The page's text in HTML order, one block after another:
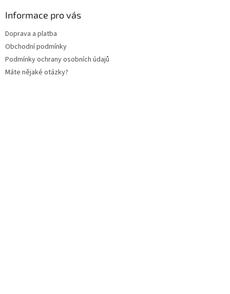
Informace pro vás
Doprava a platba
Obchodní podmínky
Podmínky ochrany osobních údajů
Máte nějaké otázky?